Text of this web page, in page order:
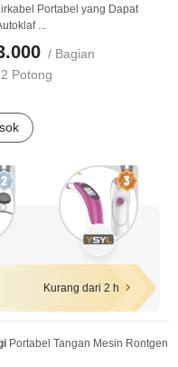
Portabel yang Dapat
...
/ Bagian
2 Potong
Kurang dari 2 h
Portabel Tangan Mesin Rontgen